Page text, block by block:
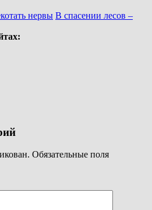
нервы В спасении лесов –
Обязательные поля